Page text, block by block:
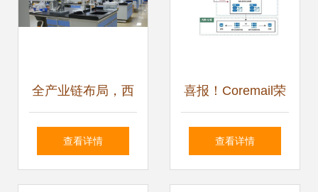
全产业链布局，西
子生物助力新中式
查看详情
喜报！Coremail荣
获广东省信息技术
查看详情